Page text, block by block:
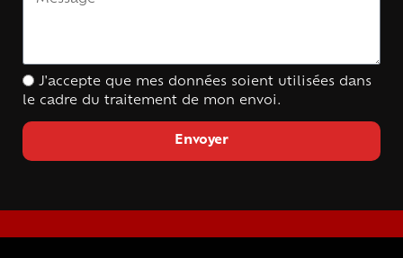
J'accepte que mes données soient utilisées dans
le cadre du traitement de mon envoi.
Envoyer